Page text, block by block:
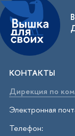
КОНТАКТЫ
Дирекция по
Электронная
Телефон: